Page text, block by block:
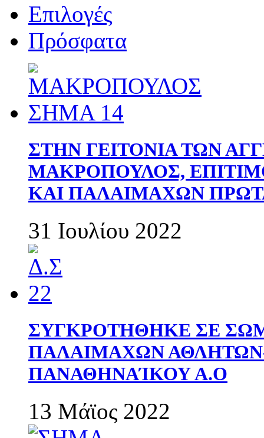
Επιλογές
Πρόσφατα
ΣΤΗΝ ΓΕΙΤΟΝΙΑ ΤΩΝ
ΜΑΚΡΟΠΟΥΛΟΣ,
ΚΑΙ ΠΑΛΑΙΜΑΧΩΝ
31 Ιουλίου 2022
ΣΥΓΚΡΟΤΗΘΗΚΕ ΣΕ
ΠΑΛΑΙΜΑΧΩΝ
ΠΑΝΑΘΗΝΑΊΚΟΥ Α.Ο
13 Μάϊος 2022